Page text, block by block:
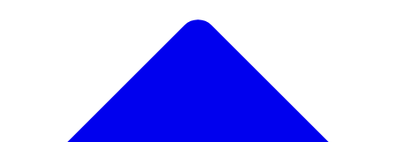
Scopri la nostra ampia selezione di mobili di design